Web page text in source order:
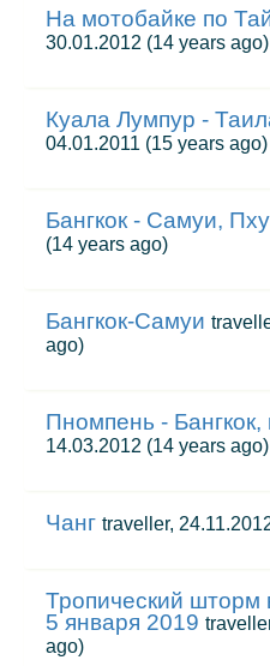
На мотобайке по
30.01.2012 (14 years ago)
Куала Лумпур -
04.01.2011 (15 years ago)
Бангкок - Самуи,
(14 years ago)
Бангкок-Самуи
ago)
Пномпень - Бангкок,
14.03.2012 (14 years ago)
Чанг traveller,
Тропический шторм
5 января 2019
ago)